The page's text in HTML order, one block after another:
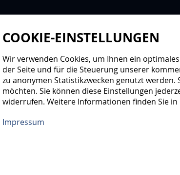
NEWS PROFIS NACHWUCHS
COOKIE-EINSTELLUNGEN
Wir verwenden Cookies, um Ihnen ein
der Seite und für die Steuerung unserer
zu anonymen Statistikzwecken genutzt
möchten. Sie können diese Einstellungen
widerrufen. Weitere Informationen finden Sie in
Impressum